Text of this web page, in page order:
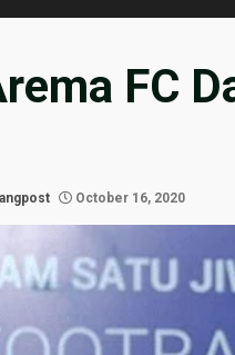
FC
October 16, 2020